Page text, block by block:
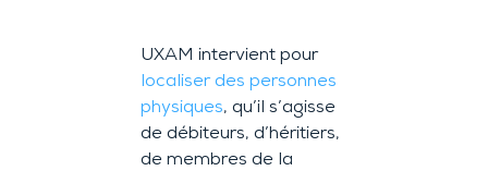
UXAM intervient pour
localiser des personnes
physiques, qu’il s’agisse
de débiteurs, d’héritiers,
de membres de la